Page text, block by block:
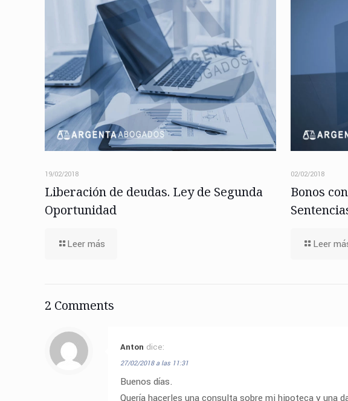
19/02/2018
Liberación de deudas. Ley de Segunda
Oportunidad
Leer más
02/02/2018
Bonos
Leer
2 Comments
Anton dice:
27/02/2018 a las 11:31
Buenos días.
Quería hacerles una consulta sobre mi hipoteca y una